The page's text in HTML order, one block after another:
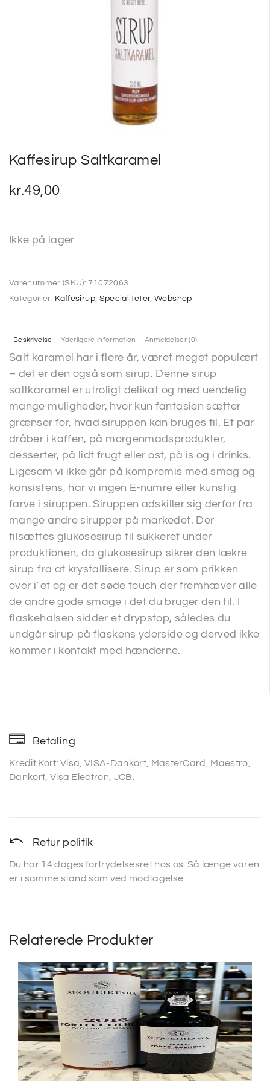
Kaffesirup Saltkaramel
kr.49,00
Ikke på lager
Varenummer (SKU):71072063
Kategorier: Kaffesirup, Specialiteter,Webshop
Beskrivelse Yderligere information Anmeldelser (0)
Salt karamel har i flere år, været meget populært
– det er den også som sirup. Denne sirup
saltkaramel er utroligt delikat og med uendelig
mange muligheder, hvor kun fantasien sætter
grænser for, hvad siruppen kan bruges til. Et par
dråber i kaffen, på morgenmadsprodukter,
desserter, på lidt frugt eller ost, på is og i drinks.
Ligesom vi ikke går på kompromis med smag og
konsistens, har vi ingen E-numre eller kunstig
farve i siruppen. Siruppen adskiller sig derfor fra
mange andre sirupper på markedet. Der
tilsættes glukosesirup til sukkeret under
produktionen, da glukosesirup sikrer den lækre
sirup fra at krystallisere. Sirup er som prikken
over i´et og er det søde touch der fremhæver alle
de andre gode smage i det du bruger den til. I
flaskehalsen sidder et drypstop, således du
undgår sirup på flaskens yderside og derved ikke
kommer i kontakt med hænderne.
Betaling
Kredit Kort: Visa, VISA-Dankort, MasterCard, Maestro,
Dankort, Visa Electron, JCB.
Retur politik
Du har 14 dages fortrydelsesret hos os. Så længe varen
er i samme stand som ved modtagelse.
Relaterede Produkter